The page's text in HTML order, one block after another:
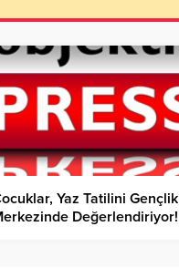
Yaz Tatilini Gençlik
Değerlendiriyor!